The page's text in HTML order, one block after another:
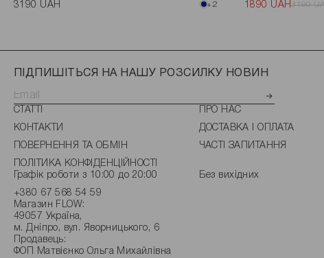
3190 UAH
+2
1890 UAH3190
ПІДПИШІТЬСЯ НА НАШУ РОЗСИЛКУ НОВИН
СТАТТІ
ПРО НАС
КОНТАКТИ
ДОСТАВКА І ОПЛАТА
ПОВЕРНЕННЯ ТА ОБМІН
ЧАСТІ ЗАПИТАННЯ
ПОЛІТИКА КОНФІДЕНЦІЙНОСТІ
Графік роботи з 10:00 до 20:00
Без вихідних
+380 67 568 54 59
Магазин FLOW:
49057 Україна,
м. Дніпро, вул. Яворницького, 6
Продавець:
ФОП Матвієнко Ольга Михайлівна